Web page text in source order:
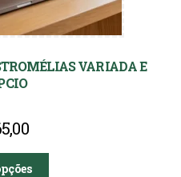
VARIADA E